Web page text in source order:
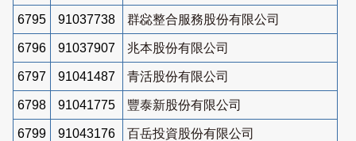
6795 91037738 群惢整合服務股份有限公司
6796 91037907 兆本股份有限公司
6797 91041487 青活股份有限公司
6798 91041775 豐泰新股份有限公司
6799 91043176 百岳投資股份有限公司